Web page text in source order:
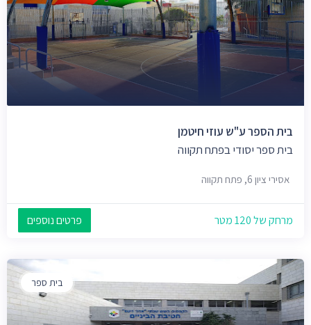
בית הספר ע"ש עוזי חיטמן
בית ספר יסודי בפתח תקווה
אסירי ציון 6, פתח תקווה
מרחק של 120 מטר פרטים נוספים
בית ספר